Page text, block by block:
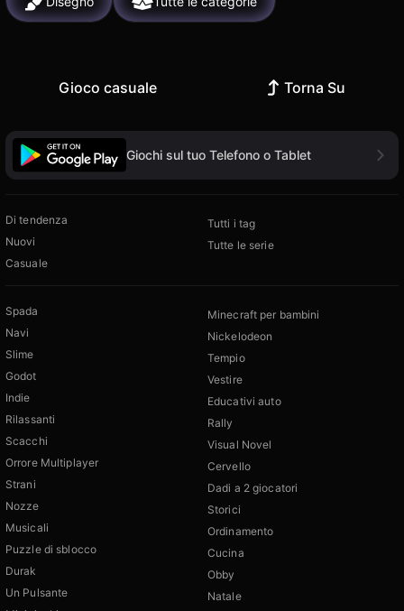
Gioco casuale Torna Su
Giochi sul tuo Telefono o Tablet
Di tendenza
Nuovi
Casuale
Tutti i tag
Tutte le serie
Spada
Navi
Slime
Godot
Indie
Rilassanti
Scacchi
Orrore Multiplayer
Strani
Nozze
Musicali
Puzzle di sblocco
Durak
Un Pulsante
Minecraft per bambini
Nickelodeon
Tempio
Vestire
Educativi auto
Rally
Visual Novel
Cervello
Dadi a 2 giocatori
Storici
Ordinamento
Cucina
Obby
Natale